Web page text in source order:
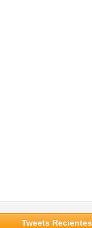
Tweets Recientes